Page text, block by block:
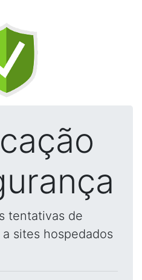
tentativas de
sites hospedados